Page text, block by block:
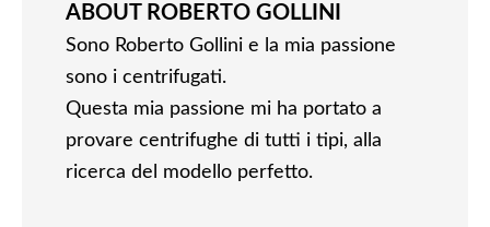
ABOUT ROBERTO GOLLINI
Sono Roberto Gollini e la mia passione
sono i centrifugati.
Questa mia passione mi ha portato a
provare centrifughe di tutti i tipi, alla
ricerca del modello perfetto.